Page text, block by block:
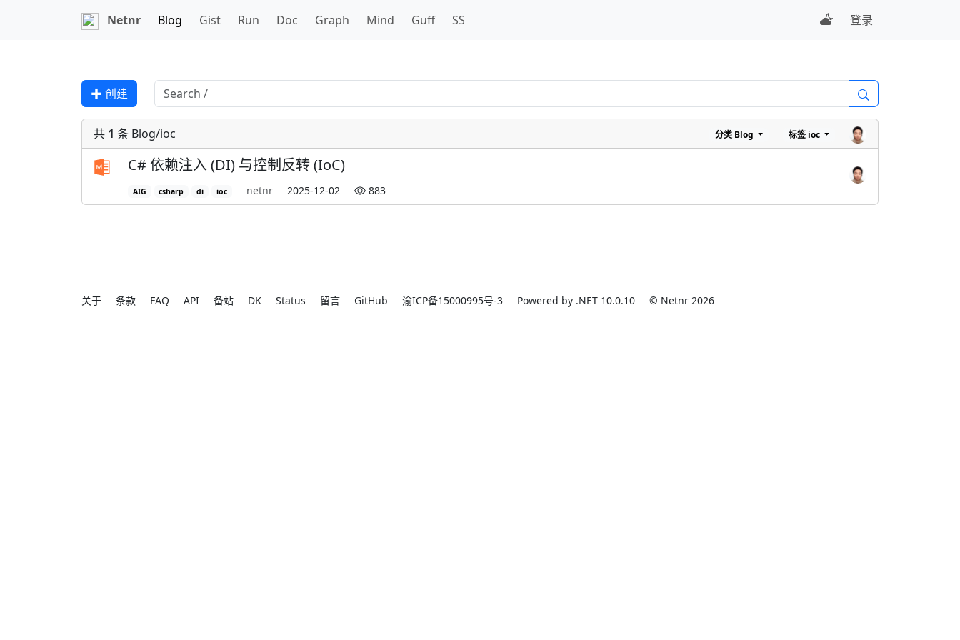
Netnr Blog Gist Run Doc Graph Mind Guff SS 登录
✚ 创建
共 1 条 Blog/ioc 分类 Blog 标签 ioc
C# 依赖注入 (DI) 与控制反转 (IoC)
AIG csharp di ioc netnr 2025-12-02 883
关于 条款 FAQ API 备站 DK Status 留言 GitHub 渝ICP备15000995号-3 Powered by .NET 10.0.10 © Netnr 2026